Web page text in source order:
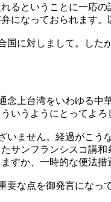
るということに一応
になっておられます
に対しまして。した
上台湾をいわゆる中
いうようにとってよろ
ません。経過がこう
サンフランシスコ
すか、一時的な便法措
な点を御発言になっ